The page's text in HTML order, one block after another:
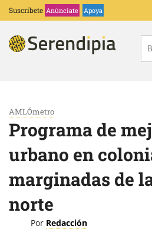
Suscríbete Anúnciate Apoya
AMLÓmetro
Programa de
urbano en
marginadas de
norte
Por Redacción